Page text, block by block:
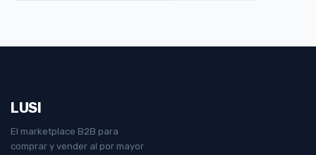
LUSI
El marketplace B2B para
comprar y vender al por mayor